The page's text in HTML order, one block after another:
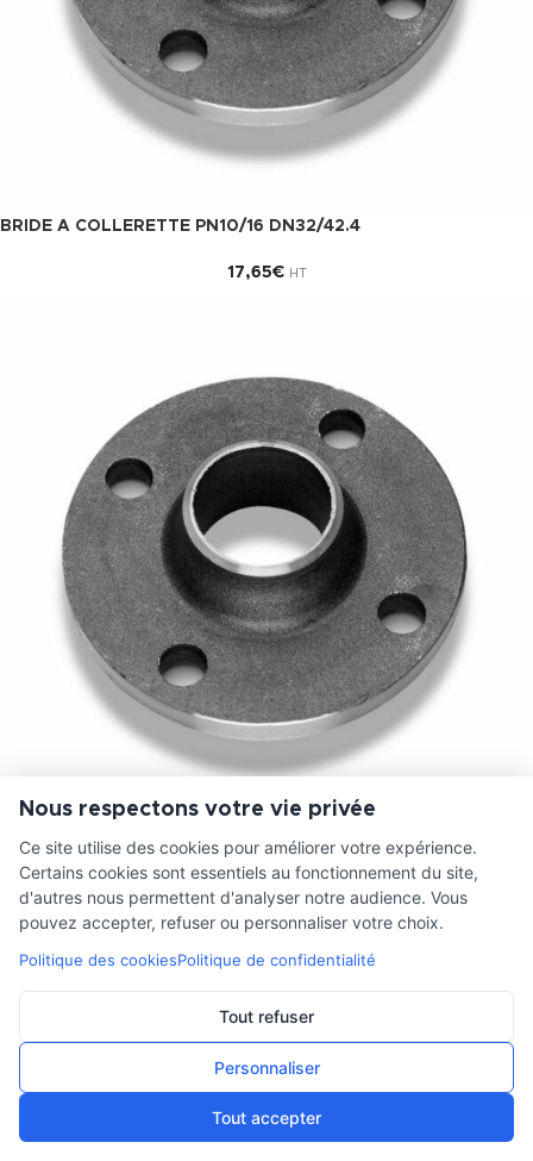
BRIDE A COLLERETTE PN10/16 DN32/42.4
17,65€ HT
BRIDE A COLLERETTE PN16 DN 200/219.1
90,71
Nous respectons votre vie privée
Ce site utilise des cookies pour améliorer votre expérience.
Certains cookies sont essentiels au fonctionnement du site,
d'autres nous permettent d'analyser notre audience. Vous
pouvez accepter, refuser ou personnaliser votre choix.
Politique des cookiesPolitique de confidentialité
Tout refuser
Personnaliser
Tout accepter